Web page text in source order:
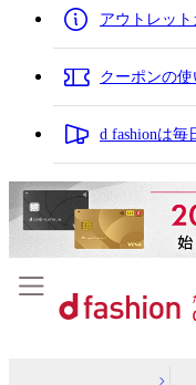
アウトレット
クーポンの使
d fashionは毎